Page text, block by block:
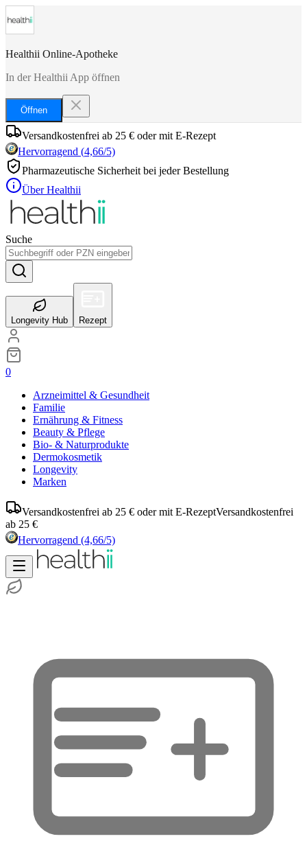
Healthii Online-Apotheke
In der Healthii App öffnen
Öffnen
Versandkostenfrei ab 25 € oder mit E-Rezept
Hervorragend (4,66/5)
Pharmazeutische Sicherheit bei jeder Bestellung
Über Healthii
Suche
Longevity Hub Rezept
0
Arzneimittel & Gesundheit
Familie
Ernährung & Fitness
Beauty & Pflege
Bio- & Naturprodukte
Dermokosmetik
Longevity
Marken
Versandkostenfrei ab 25 € oder mit E-RezeptVersandkostenfrei
ab 25 €
Hervorragend (4,66/5)